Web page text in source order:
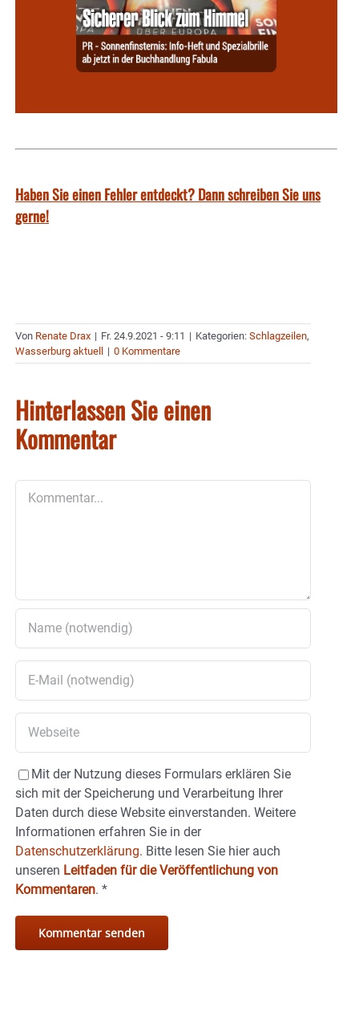
Haben Sie einen Fehler entdeckt? Dann schreiben Sie uns
gerne!
Von Renate Drax | Fr. 24.9.2021 - 9:11 | Kategorien: Schlagzeilen,
Wasserburg aktuell
| 0 Kommentare
Hinterlassen Sie einen
Kommentar
Mit der Nutzung dieses Formulars erklären Sie
sich mit der Speicherung und Verarbeitung Ihrer
Daten durch diese Website einverstanden. Weitere
Informationen erfahren Sie in der
Datenschutzerklärung. Bitte lesen Sie hier auch
unseren Leitfaden für die Veröffentlichung von
Kommentaren. *